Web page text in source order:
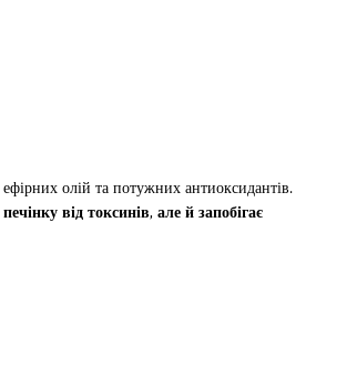
олій та потужних антиоксидантів.
від токсинів, але й запобігає